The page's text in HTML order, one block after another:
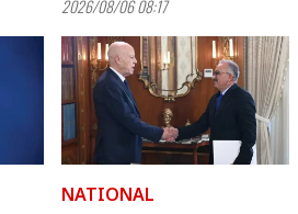
2026/08/06 08:17
NATIONAL